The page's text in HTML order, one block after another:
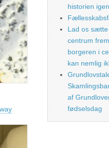
historien igen
Lad os
centrum
borgeren i
kan nemlig
af
fødselsdag